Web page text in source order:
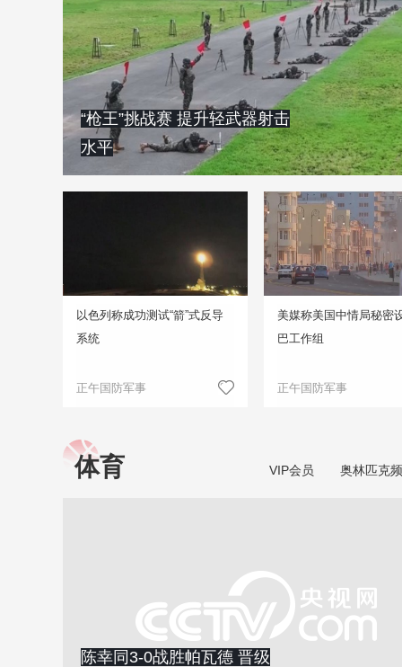
“枪王”挑战赛 提升轻武器射击
水平
以色列称成功测试“箭”式反导
系统
正午国防军事
美媒称美国中情局秘密
巴工作组
正午国防军事
体育 VIP会员 奥林匹克
陈幸同3-0战胜帕瓦德 晋级